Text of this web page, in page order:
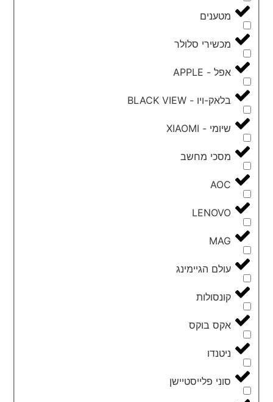
מטענים
מכשירי סלולר
אפל - APPLE
בלאק-ויו - BLACK VIEW
שיומי - XIAOMI
מסכי מחשב
AOC
LENOVO
MAG
עולם הגיימינג
קונסולות
אקס בוקס
ניטנדו
סוני פלייסטיישן